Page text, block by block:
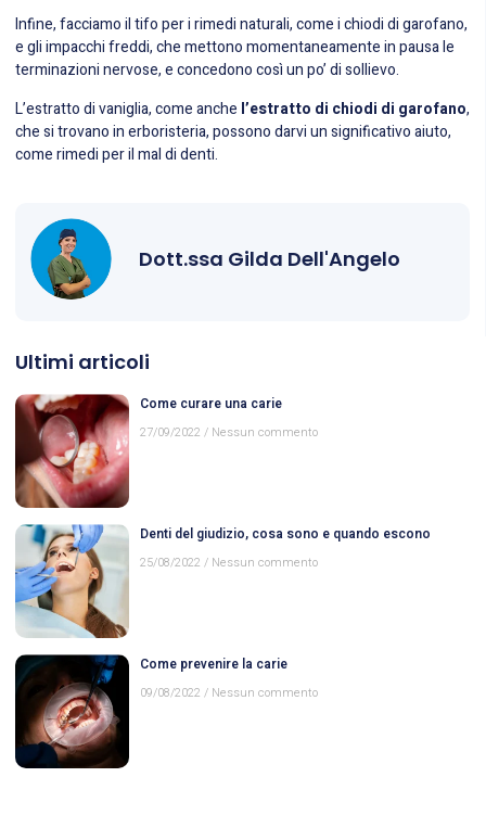
Infine, facciamo il tifo per i rimedi naturali, come i chiodi di garofano,
e gli impacchi freddi, che mettono momentaneamente in pausa le
terminazioni nervose, e concedono così un po’ di sollievo.
L’estratto di vaniglia, come anche l’estratto di chiodi di garofano,
che si trovano in erboristeria, possono darvi un significativo aiuto,
come rimedi per il mal di denti.
Dott.ssa Gilda Dell'Angelo
Ultimi articoli
Come curare una carie
27/09/2022 Nessun commento
Denti del giudizio, cosa sono e quando escono
25/08/2022 Nessun commento
Come prevenire la carie
09/08/2022 Nessun commento